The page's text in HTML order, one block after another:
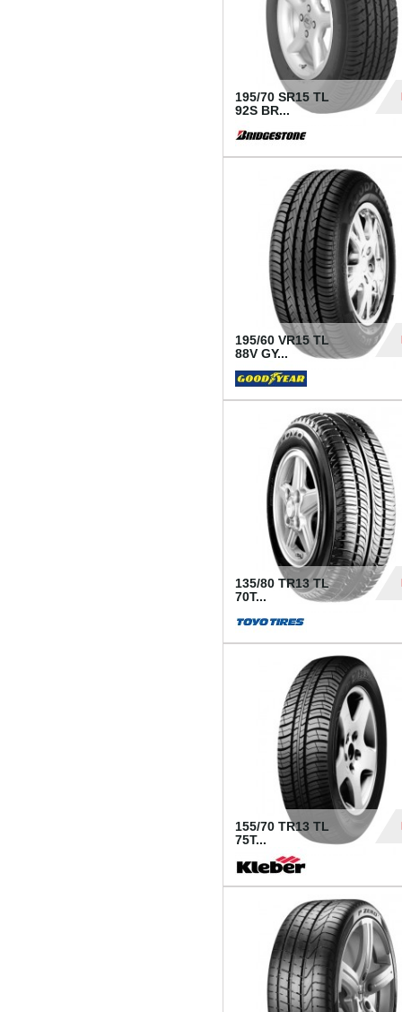
195/70 SR15 TL
92S BR...
195/60 VR15 TL
88V GY...
135/80 TR13 TL
70T...
155/70 TR13 TL
75T...